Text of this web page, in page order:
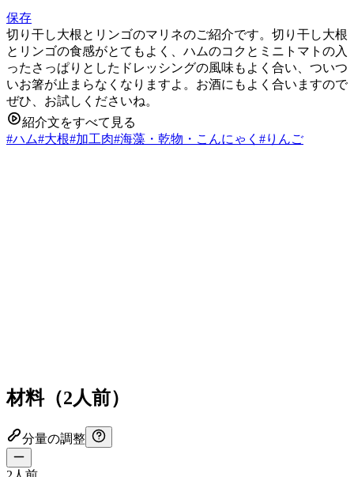
保存
切り干し大根とリンゴのマリネのご紹介です。切り干し大根
とリンゴの食感がとてもよく、ハムのコクとミニトマトの入
ったさっぱりとしたドレッシングの風味もよく合い、ついつ
いお箸が止まらなくなりますよ。お酒にもよく合いますので
ぜひ、お試しくださいね。
紹介文をすべて見る
#ハム#大根#加工肉#海藻・乾物・こんにゃく #りんご
材料（2人前）
分量の調整